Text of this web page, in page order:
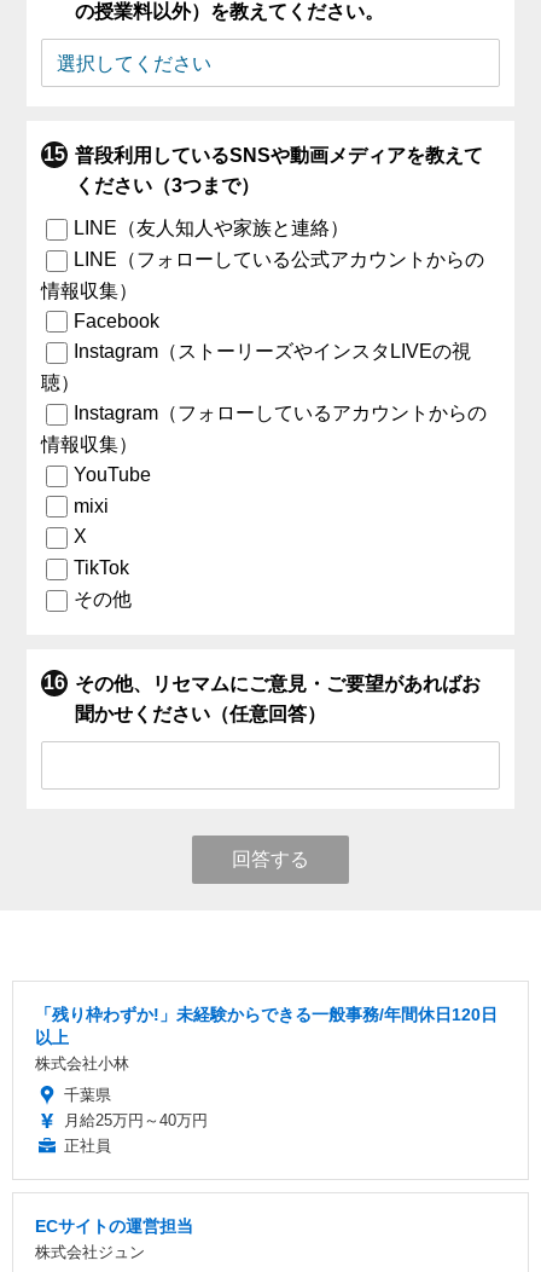
の授業料以外）を教えてください。
普段利用しているSNSや動画メディアを教えて
ください（3つまで）
LINE（友人知人や家族と連絡）
LINE（フォローしている公式アカウントからの
情報収集）
Facebook
Instagram（ストーリーズやインスタLIVEの視
聴）
Instagram（フォローしているアカウントからの
情報収集）
YouTube
mixi
X
TikTok
その他
その他、リセマムにご意見・ご要望があればお
聞かせください（任意回答）
回答する
「残り枠わずか!」未経験からできる一般事務/年間休日120日
以上
株式会社小林
千葉県
月給25万円～40万円
正社員
ECサイトの運営担当
株式会社ジュン